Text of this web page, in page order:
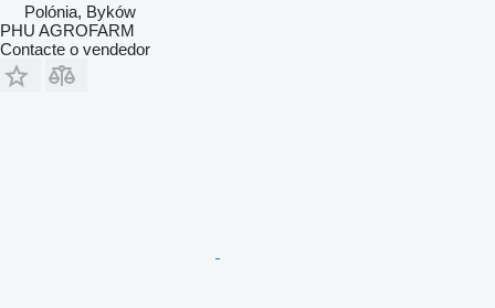
Polónia, Byków
PHU AGROFARM
Contacte o vendedor